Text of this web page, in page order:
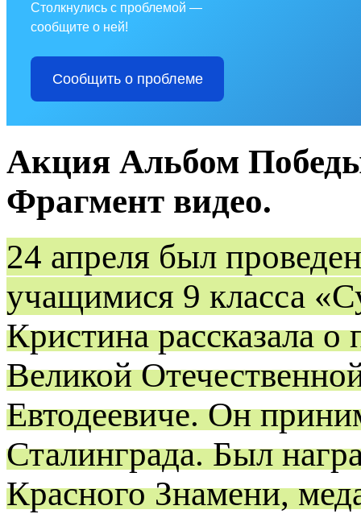
Столкнулись с проблемой —
сообщите о ней!
Сообщить о проблеме
Акция Альбом
Фрагмент видео.
24 апреля был
учащимися 9 класса
Кристина рассказала
Великой
Евтодеевиче. Он
Сталинграда. Был
Красного Знамени,